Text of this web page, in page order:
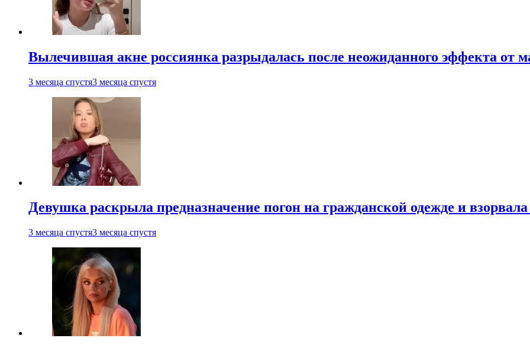
Вылечившая акне россиянка разрыдалась после неожиданного эффекта от
3 месяца спустя3 месяца спустя
Девушка раскрыла предназначение погон на гражданской одежде и взорвала
3 месяца спустя3 месяца спустя